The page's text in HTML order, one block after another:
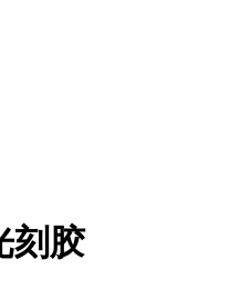
刻胶